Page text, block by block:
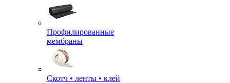
Профилированные
мембраны
Скотч • ленты • клей